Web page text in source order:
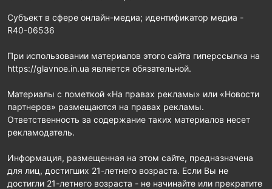
Субъект в сфере онлайн-медиа; идентификатор медиа -
R40-06536
При использовании материалов этого сайта гиперссылка на
https://glavnoe.in.ua является обязательной.
Материалы с пометкой «На правах рекламы» или «Новости
партнеров» размещаются на правах рекламы.
Ответственность за содержание таких материалов несет
рекламодатель.
Информация, размещенная на этом сайте, предназначена
для лиц, достигших 21-летнего возраста. Если Вы не
достигли 21-летнего возраста - не начинайте или прекратите